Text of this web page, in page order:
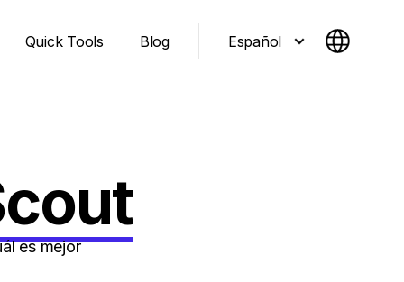
Quick Tools Blog Español
es mejor